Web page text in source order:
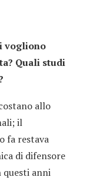
vogliono
Quali studi
allo
il
fa restava
di difensore
questi anni